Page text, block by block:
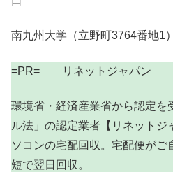
南九州大学（立野町3764番地1
=PR= リネットジャパン
環境省・経済産業省から認定を
ル法」の認定業者【リネット
ソコンの宅配回収。宅配便がご
短で翌日回収。